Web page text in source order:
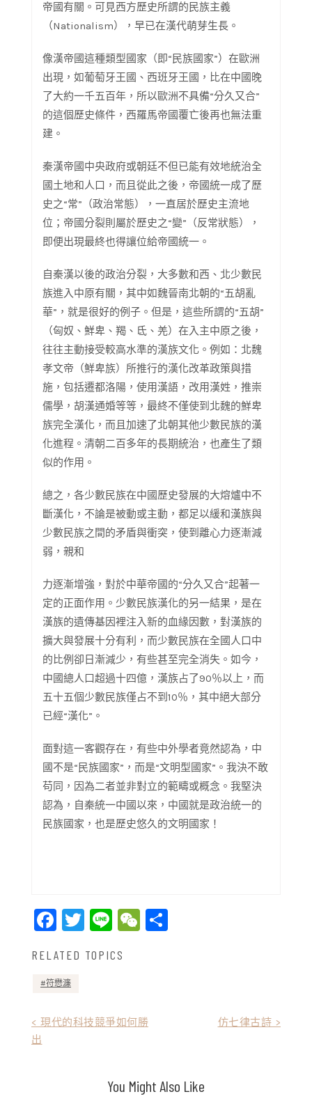
帝國有關。可見西方歷史所謂的民族主義
（Nationalism），早已在漢代萌芽生長。
像漢帝國這種類型國家（即“民族國家”）在歐洲
出現，如葡萄牙王國、西班牙王國，比在中國晚
了大約一千五百年，所以歐洲不具備“分久又合”
的這個歷史條件，西羅馬帝國覆亡後再也無法重
建。
秦漢帝國中央政府或朝廷不但已能有效地統治全
國土地和人口，而且從此之後，帝國統一成了歷
史之“常”（政治常態），一直居於歷史主流地
位；帝國分裂則屬於歷史之“變”（反常狀態），
即便出現最終也得讓位給帝國統一。
自秦漢以後的政治分裂，大多數和西、北少數民
族進入中原有關，其中如魏晉南北朝的“五胡亂
華”，就是很好的例子。但是，這些所謂的“五胡”
（匈奴、鮮卑、羯、氐、羌）在入主中原之後，
往往主動接受較高水準的漢族文化。例如：北魏
孝文帝（鮮卑族）所推行的漢化改革政策與措
施，包括遷都洛陽，使用漢語，改用漢姓，推崇
儒學，胡漢通婚等等，最終不僅使到北魏的鮮卑
族完全漢化，而且加速了北朝其他少數民族的漢
化進程。清朝二百多年的長期統治，也產生了類
似的作用。
總之，各少數民族在中國歷史發展的大熔爐中不
斷漢化，不論是被動或主動，都足以緩和漢族與
少數民族之間的矛盾與衝突，使到離心力逐漸減
弱，親和
力逐漸增強，對於中華帝國的“分久又合”起著一
定的正面作用。少數民族漢化的另一結果，是在
漢族的遺傳基因裡注入新的血緣因數，對漢族的
擴大與發展十分有利，而少數民族在全國人口中
的比例卻日漸減少，有些甚至完全消失。如今，
中國總人口超過十四億，漢族占了90％以上，而
五十五個少數民族僅占不到10％，其中絕大部分
已經“漢化”。
面對這一客觀存在，有些中外學者竟然認為，中
國不是“民族國家”，而是“文明型國家”。我決不敢
苟同，因為二者並非對立的範疇或概念。我堅決
認為，自秦統一中國以來，中國就是政治統一的
民族國家，也是歷史悠久的文明國家！
Facebook
Twitter
LineWeChat
RELATED TOPICS
符懋濂
< 現代的科技競爭如何勝
出
仿七律古詩 >
You Might Also Like